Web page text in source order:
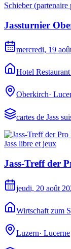
Schieber (partenaire
Jassturnier
mercredi, 19
Hotel
Oberkirch·
cartes de Jass
Jass libre et jeux
Jass-Treff der
jeudi, 20 août
Wirtschaft zum
Luzern· Lucerne